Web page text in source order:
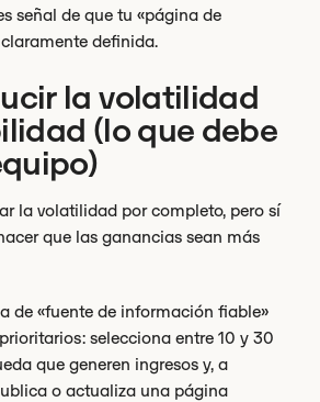
señal de que tu «página de
definida.
la volatilidad
(lo que debe
la volatilidad por completo, pero sí
que las ganancias sean más
de «fuente de información fiable»
selecciona entre 10 y 30
que generen ingresos y, a
o actualiza una página